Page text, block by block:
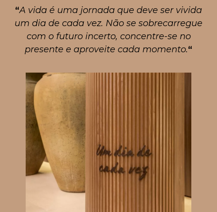
“A vida é uma jornada que deve ser vivida
um dia de cada vez. Não se sobrecarregue
com o futuro incerto, concentre-se no
presente e aproveite cada momento.“